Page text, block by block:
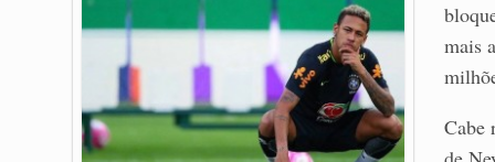
mais
Cabe